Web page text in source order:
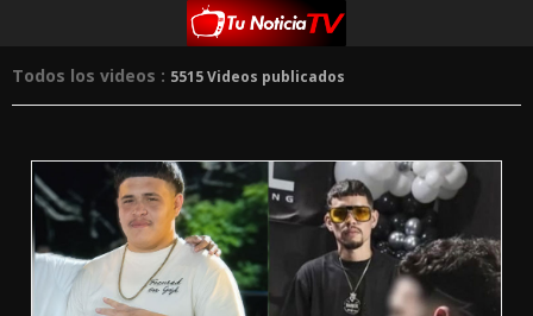
Todos los videos : 5515 Videos publicados